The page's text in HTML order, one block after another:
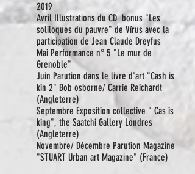
2019
Avril Illustrations du CD bonus "Les
soliloques du pauvre" de Vîrus avec la
participation de Jean Claude Dreyfus
Mai Performance n° 5 "Le mur de
Grenoble"
Juin Parution dans le livre d'art "Cash is
kin 2" Bob osborne/ Carrie Reichardt
(Angleterre)
Septembre Exposition collective " Cas is
king", the Saatchi Gallery Londres
(Angleterre)
Novembre/ Décembre Parution Magazine
"STUART Urban art Magazine" (France)